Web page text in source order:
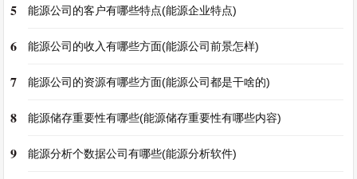
5 能源公司的客户有哪些特点(能源企业特点)
6 能源公司的收入有哪些方面(能源公司前景怎样)
7 能源公司的资源有哪些方面(能源公司都是干啥的)
8 能源储存重要性有哪些(能源储存重要性有哪些内容)
9 能源分析个数据公司有哪些(能源分析软件)